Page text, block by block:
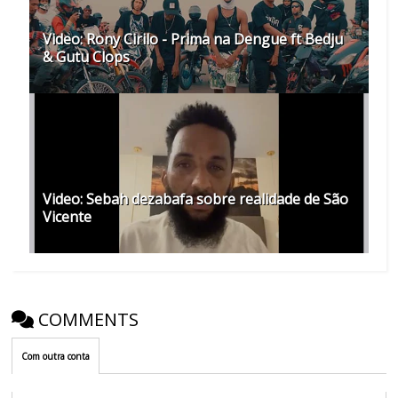
Video: Rony Cirilo - Prima na Dengue ft Bedju
& Gutu Clops
Video: Sebah dezabafa sobre realidade de São
Vicente
COMMENTS
Com outra conta